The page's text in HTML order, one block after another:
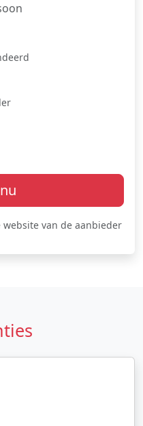
van de aanbieder